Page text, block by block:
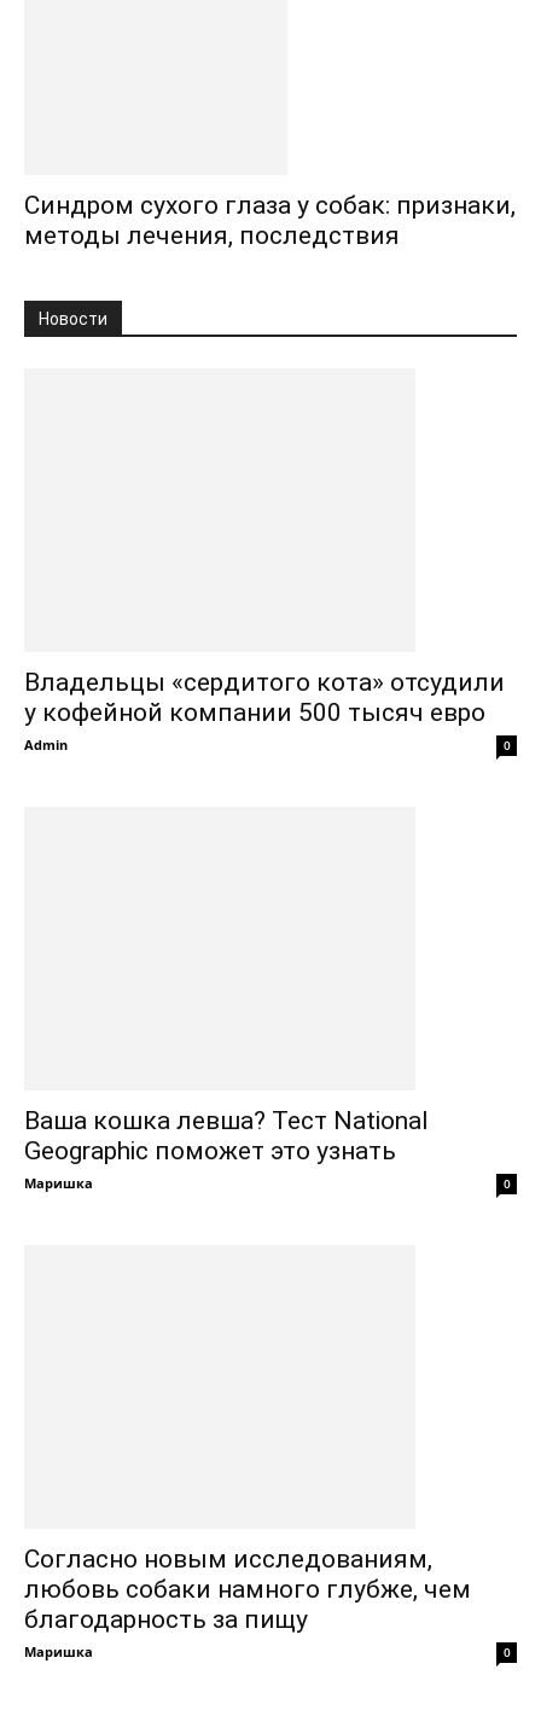
Синдром сухого глаза у собак: признаки,
методы лечения, последствия
Новости
Владельцы «сердитого кота» отсудили
у кофейной компании 500 тысяч евро
Admin 0
Ваша кошка левша? Тест National
Geographic поможет это узнать
Маришка 0
Согласно новым исследованиям,
любовь собаки намного глубже, чем
благодарность за пищу
Маришка 0